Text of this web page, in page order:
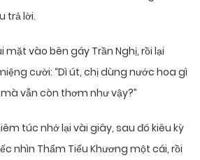
trả lời.
mặt vào bên gáy Trần Nghị, rồi lại
cười: “Dì út, chị dùng nước hoa gì
vẫn còn thơm như vậy?”
túc nhớ lại vài giây, sau đó kiêu kỳ
nhìn Thẩm Tiểu Khương một cái, rồi